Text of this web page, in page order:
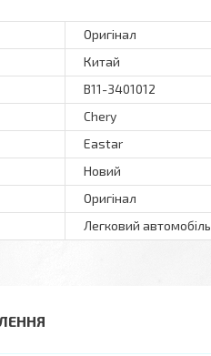
Оригінал
Китай
B11-3401012
Chery
Eastar
Новий
Оригінал
Легковий автомобіль